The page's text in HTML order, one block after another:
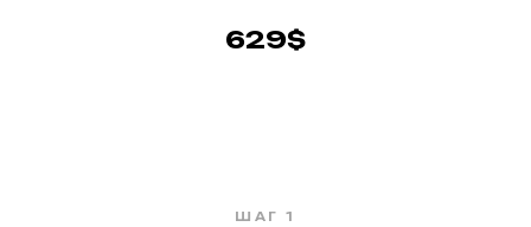
629$
ШАГ 1